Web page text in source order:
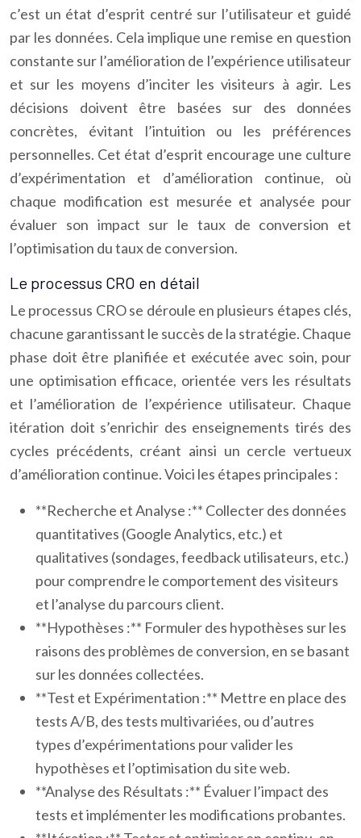
c’est un état d’esprit centré sur l’utilisateur et guidé
par les données. Cela implique une remise en question
constante sur l’amélioration de l’expérience utilisateur
et sur les moyens d’inciter les visiteurs à agir. Les
décisions doivent être basées sur des données
concrètes, évitant l’intuition ou les préférences
personnelles. Cet état d’esprit encourage une culture
d’expérimentation et d’amélioration continue, où
chaque modification est mesurée et analysée pour
évaluer son impact sur le taux de conversion et
l’optimisation du taux de conversion.
Le processus CRO en détail
Le processus CRO se déroule en plusieurs étapes clés,
chacune garantissant le succès de la stratégie. Chaque
phase doit être planifiée et exécutée avec soin, pour
une optimisation efficace, orientée vers les résultats
et l’amélioration de l’expérience utilisateur. Chaque
itération doit s’enrichir des enseignements tirés des
cycles précédents, créant ainsi un cercle vertueux
d’amélioration continue. Voici les étapes principales :
**Recherche et Analyse :** Collecter des données
quantitatives (Google Analytics, etc.) et
qualitatives (sondages, feedback utilisateurs, etc.)
pour comprendre le comportement des visiteurs
et l’analyse du parcours client.
**Hypothèses :** Formuler des hypothèses sur les
raisons des problèmes de conversion, en se basant
sur les données collectées.
**Test et Expérimentation :** Mettre en place des
tests A/B, des tests multivariées, ou d’autres
types d’expérimentations pour valider les
hypothèses et l’optimisation du site web.
**Analyse des Résultats :** Évaluer l’impact des
tests et implémenter les modifications probantes.